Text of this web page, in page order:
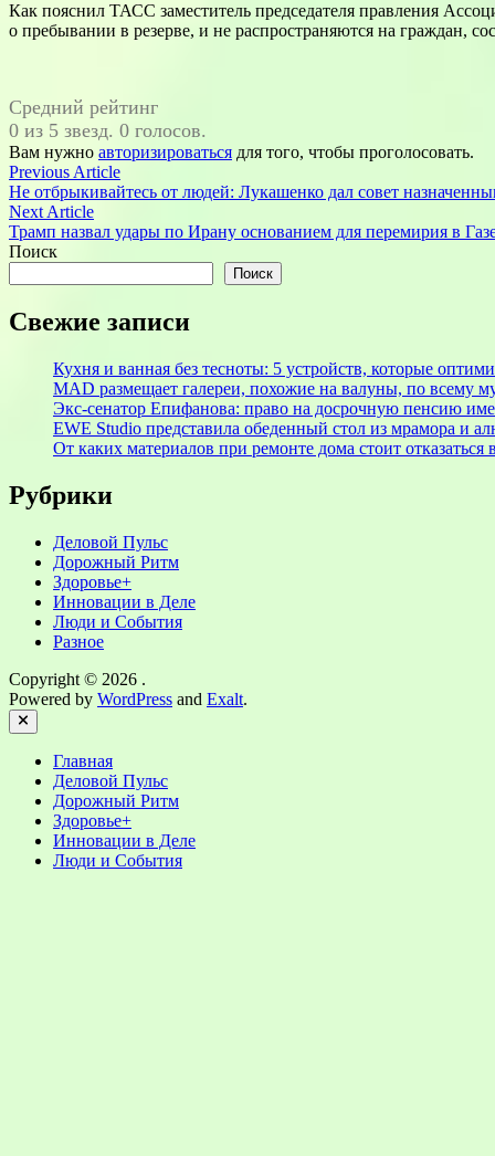
Как пояснил ТАСС заместитель председателя правления
о пребывании в резерве, и не распространяются на граждан,
Средний рейтинг
0 из 5 звезд. 0 голосов.
Вам нужно авторизироваться для того, чтобы проголосовать.
Навигация
по
записям
Previous ArticlePrevious
article:
Не отбрыкивайтесь от людей: Лукашенко дал совет
Next ArticleNext
article:
Трамп назвал удары по Ирану основанием для перемирия в
Поиск
Поиск
Свежие записи
Кухня и ванная без тесноты: 5 устройств, которые
MAD размещает галереи, похожие на валуны, по всему
Экс-сенатор Епифанова: право на досрочную пенсию
EWE Studio представила обеденный стол из мрамора и
От каких материалов при ремонте дома стоит отказаться
Рубрики
Деловой Пульс
Дорожный Ритм
Здоровье+
Инновации в Деле
Люди и События
Разное
Copyright © 2026 .
Powered by WordPress and Exalt.
Close
Главная
Деловой Пульс
Дорожный Ритм
Здоровье+
Инновации в Деле
Люди и События